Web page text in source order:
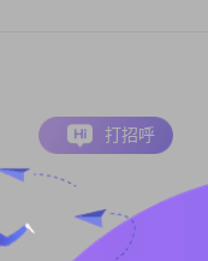
打招呼